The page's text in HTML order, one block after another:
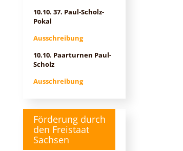
10.10. 37. Paul-Scholz-
Pokal
Ausschreibung
10.10. Paarturnen Paul-
Scholz
Ausschreibung
Förderung durch
den Freistaat
Sachsen